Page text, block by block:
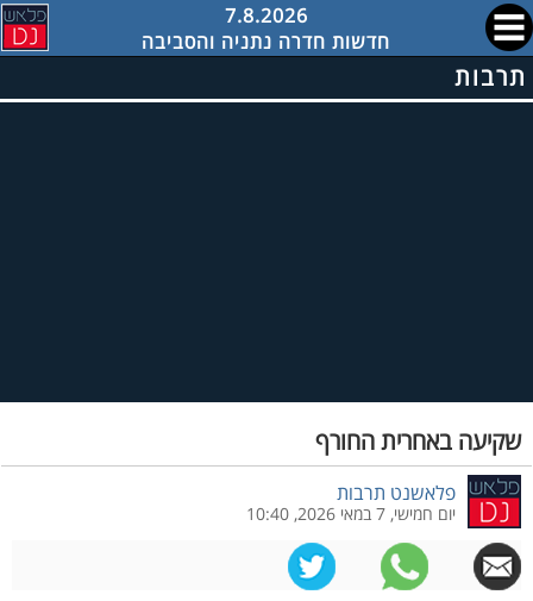
7.8.2026
חדשות חדרה נתניה והסביבה
תרבות
שקיעה באחרית החורף
פלאשנט תרבות
יום חמישי, 7 במאי 2026, 10:40